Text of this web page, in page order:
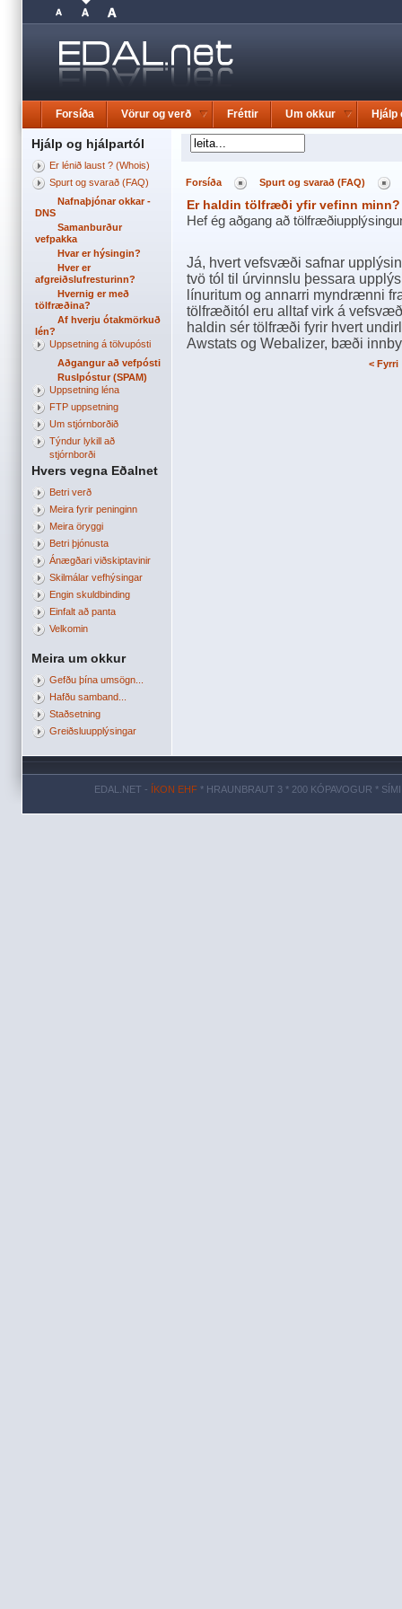
Forsíða Vörur og verð Fréttir Um okkur Hjálp
Hjálp og hjálpartól
Er lénið laust ? (Whois)
Spurt og svarað (FAQ)
Nafnaþjónar okkar -
DNS
Samanburður
vefpakka
Hvar er hýsingin?
Hver er
afgreiðslufresturinn?
Hvernig er með
tölfræðina?
Af hverju ótakmörkuð
lén?
Uppsetning á tölvupósti
Aðgangur að vefpósti
Ruslpóstur (SPAM)
Uppsetning léna
FTP uppsetning
Um stjórnborðið
Týndur lykill að
stjórnborði
Hvers vegna Eðalnet
Betri verð
Meira fyrir peninginn
Meira öryggi
Betri þjónusta
Ánægðari viðskiptavinir
Skilmálar vefhýsingar
Engin skuldbinding
Einfalt að panta
Velkomin
Meira um okkur
Gefðu þína umsögn...
Hafðu samband...
Staðsetning
Greiðsluupplýsingar
Forsíða Spurt og svarað (FAQ)
Er haldin tölfræði yfir vefinn minn?
Hef ég aðgang að
Já, hvert vefsvæði safnar
tvö tól til úrvinnslu þessara
línuritum og annarri myndrænni
tölfræðitól eru alltaf virk á
haldin sér tölfræði fyrir hvert
Awstats og Webalizer, bæði
< Fyrri
EDAL.NET - ÍKON EHF* HRAUNBRAUT 3 * 200 KÓPAVOGUR *